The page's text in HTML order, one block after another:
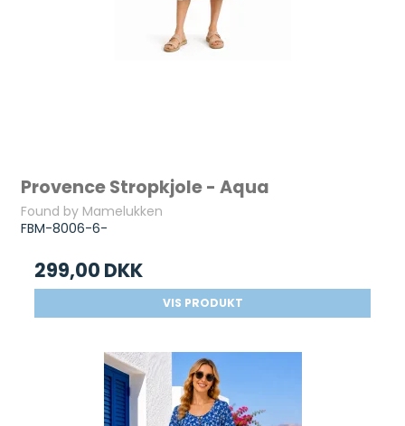
Provence Stropkjole - Aqua
Found by Mamelukken
FBM-8006-6-
299,00 DKK
VIS PRODUKT